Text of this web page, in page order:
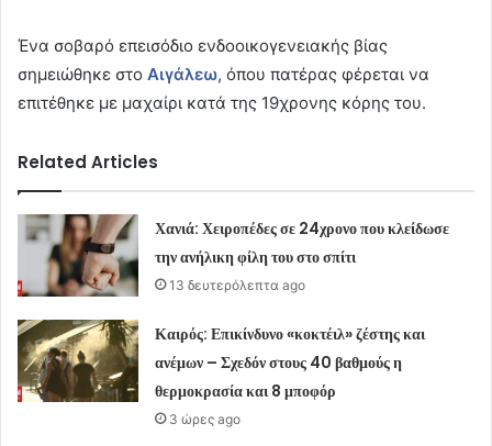
Ένα σοβαρό επεισόδιο ενδοοικογενειακής βίας
σημειώθηκε στο Αιγάλεω, όπου πατέρας φέρεται να
επιτέθηκε με μαχαίρι κατά της 19χρονης κόρης του.
Related Articles
Χανιά: Χειροπέδες σε 24χρονο που κλείδωσε
την ανήλικη φίλη του στο σπίτι
13 δευτερόλεπτα ago
Καιρός: Επικίνδυνο «κοκτέιλ» ζέστης και
ανέμων – Σχεδόν στους 40 βαθμούς η
θερμοκρασία και 8 μποφόρ
3 ώρες ago